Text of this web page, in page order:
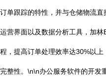
单跟踪的特性，并与仓储物流直
营界面以及数据分析工具，加林
，提高订单处理效率达30%以上
整性。\n\n办公服务软件的开发